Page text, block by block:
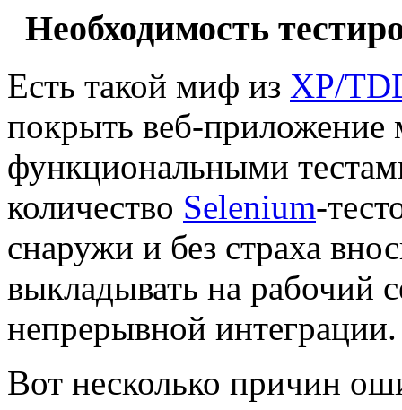
Необходимость
Есть такой миф из XP/
покрыть веб-
функциональными
количество Selenium-
снаружи и без страха
выкладывать на рабочий
непрерывной интеграции.
Вот несколько причин